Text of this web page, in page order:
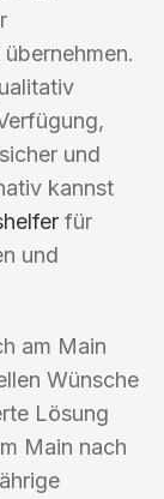
und
kannst
für
und
am Main
Wünsche
Lösung
Main nach